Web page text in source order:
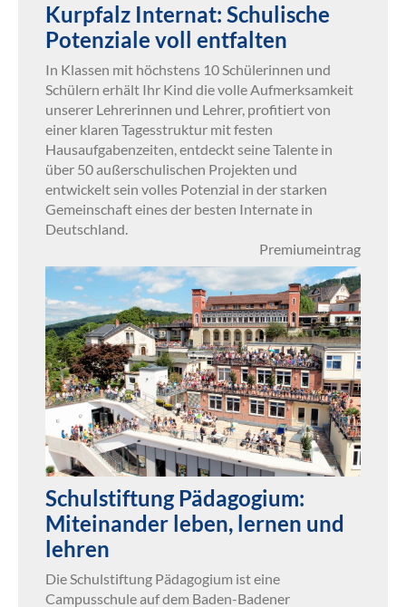
Kurpfalz Internat: Schulische
Potenziale voll entfalten
In Klassen mit höchstens 10 Schülerinnen und
Schülern erhält Ihr Kind die volle Aufmerksamkeit
unserer Lehrerinnen und Lehrer, profitiert von
einer klaren Tagesstruktur mit festen
Hausaufgabenzeiten, entdeckt seine Talente in
über 50 außerschulischen Projekten und
entwickelt sein volles Potenzial in der starken
Gemeinschaft eines der besten Internate in
Deutschland.
Premiumeintrag
Schulstiftung Pädagogium:
Miteinander leben, lernen und
lehren
Die Schulstiftung Pädagogium ist eine
Campusschule auf dem Baden-Badener